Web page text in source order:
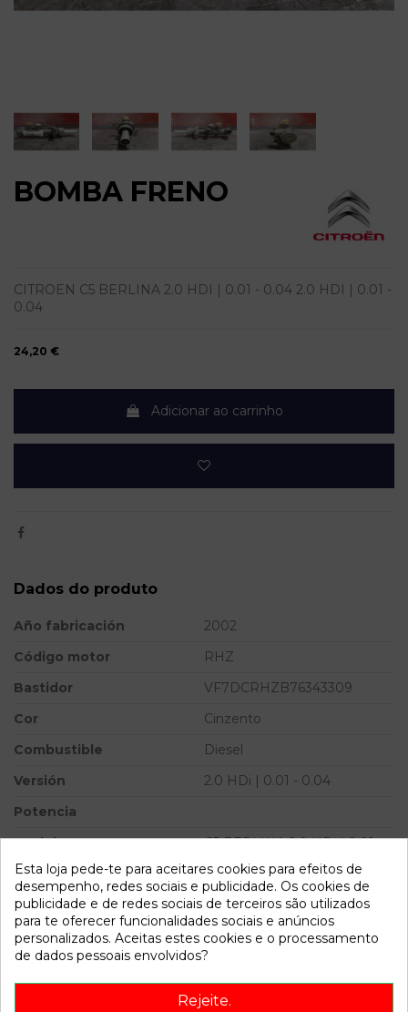
BOMBA FRENO
CITROEN C5 BERLINA 2.0 HDI | 0.01 - 0.04 2.0 HDI | 0.01 -
0.04
24,20 €
Adicionar ao carrinho
Dados do produto
Año fabricación
2002
Código motor
RHZ
Bastidor
VF7DCRHZB76343309
Cor
Cinzento
Combustible
Diesel
Versión
2.0 HDi | 0.01 - 0.04
Potencia
Modelo
C5 BERLINA 2.0 HDi | 0.01 -
Referência 801956
Disponível a partir de: 2022-04-06
Descrição
Esta loja pede-te para aceitares cookies para efeitos de
desempenho, redes sociais e publicidade. Os cookies de
publicidade e de redes sociais de terceiros são utilizados
para te oferecer funcionalidades sociais e anúncios
personalizados. Aceitas estes cookies e o processamento
de dados pessoais envolvidos?
Rejeite.